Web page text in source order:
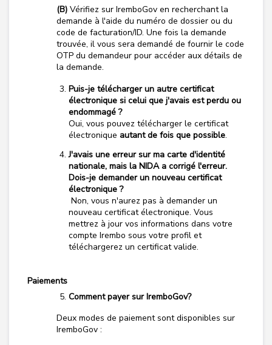
(B) Vérifiez sur IremboGov en recherchant la
demande à l'aide du numéro de dossier ou du
code de facturation/ID. Une fois la demande
trouvée, il vous sera demandé de fournir le code
OTP du demandeur pour accéder aux détails de
la demande.
Puis-je télécharger un autre certificat
électronique si celui que j'avais est perdu ou
endommagé ?
Oui, vous pouvez télécharger le certificat
électronique autant de fois que possible.
J'avais une erreur sur ma carte d'identité
nationale, mais la NIDA a corrigé l'erreur.
Dois-je demander un nouveau certificat
électronique ?
Non, vous n'aurez pas à demander un
nouveau certificat électronique. Vous
mettrez à jour vos informations dans votre
compte Irembo sous votre profil et
téléchargerez un certificat valide.
Paiements
Comment payer sur IremboGov?
Deux modes de paiement sont disponibles sur
IremboGov :